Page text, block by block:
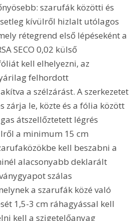
szarufák közötti és
kívülről hizlalt utólagos
rétegrend első lépéseként a
SECO 0,02 külső
kell elhelyezni, az
felhordott
a szélzárást. A szerkezetet
zárja le, közte és a fólia között
átszellőztetett légrés
a minimum 15 cm
kell beszabni a
alacsonyabb deklarált
szálas
a szarufák közé való
1,5-3 cm ráhagyással kell
kell a szigetelőanyag